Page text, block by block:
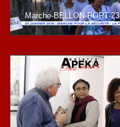
Marche-BELLON-PORT-23